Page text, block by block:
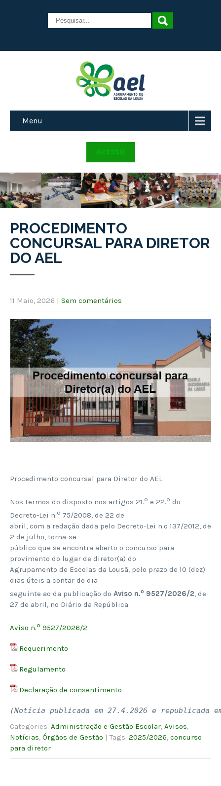
Menu
ACESSO
PROCEDIMENTO
CONCURSAL PARA DIRETOR
DO AEL
11 Maio, 2026 | Sem comentários
Procedimento concursal para Diretor do AEL
Nos termos do disposto nos artigos 21.º e 22.º do
Decreto-Lei n.º 75/2008, de 22 de
abril, com a redação dada pelo Decreto-Lei n.º 137/2012, de
2 de julho, torna-se
público que se encontra aberto o concurso para
provimento do lugar de diretor(a) do
Agrupamento de Escolas da Lousã, pelo prazo de 10 (dez)
dias úteis a contar do dia
seguinte ao da publicação do Aviso n.º 9527/2026/2, de
27 de abril, no Diário da República.
Aviso n.º 9527/2026/2
Requerimento
Regulamento
Declaração de consentimento
(Notícia publicada em 27.4.2026 e republicada
Categories: Administração e Gestão Escolar, Avisos,
Notícias, Órgãos de Gestão | Tags: 2025/2026, concurso
para diretor